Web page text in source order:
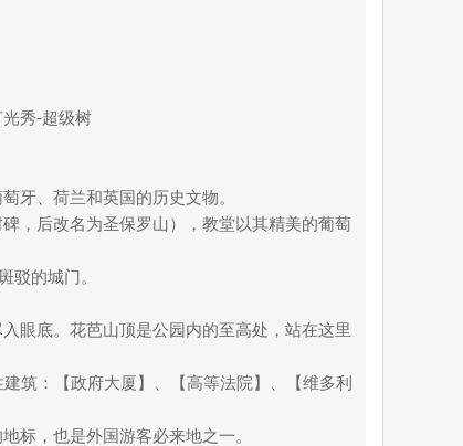
秀-超级树
牙、荷兰和英国的历史文物。
，后改名为圣保罗山），教堂以其精美的葡萄
驳的城门。
眼底。花芭山顶是公园内的至高处，站在这里
筑：【政府大厦】、【高等法院】、【维多利
标，也是外国游客必来地之一。